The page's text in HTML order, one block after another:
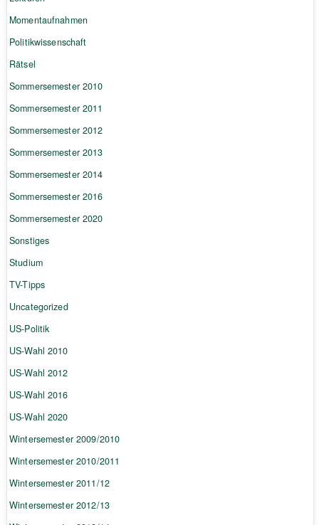
Momentaufnahmen
Politikwissenschaft
Rätsel
Sommersemester 2010
Sommersemester 2011
Sommersemester 2012
Sommersemester 2013
Sommersemester 2014
Sommersemester 2016
Sommersemester 2020
Sonstiges
Studium
TV-Tipps
Uncategorized
US-Politik
US-Wahl 2010
US-Wahl 2012
US-Wahl 2016
US-Wahl 2020
Wintersemester 2009/2010
Wintersemester 2010/2011
Wintersemester 2011/12
Wintersemester 2012/13